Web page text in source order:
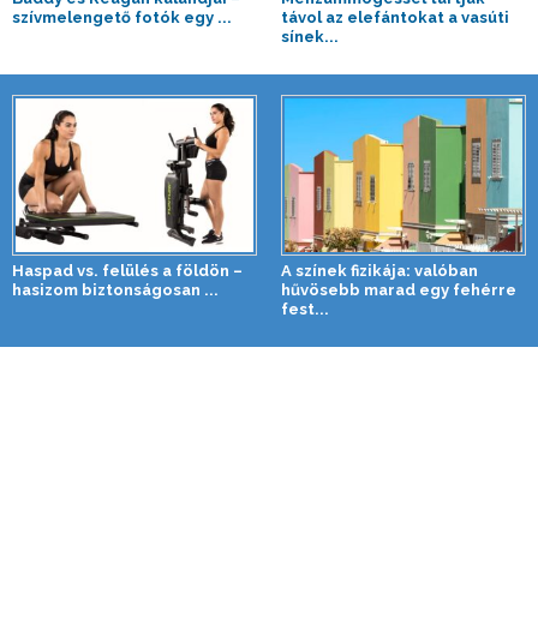
szívmelengető fotók egy ...
távol az elefántokat a vasúti
sínek...
Haspad vs. felülés a földön –
hasizom biztonságosan ...
A színek fizikája: valóban
hűvösebb marad egy fehérre
fest...